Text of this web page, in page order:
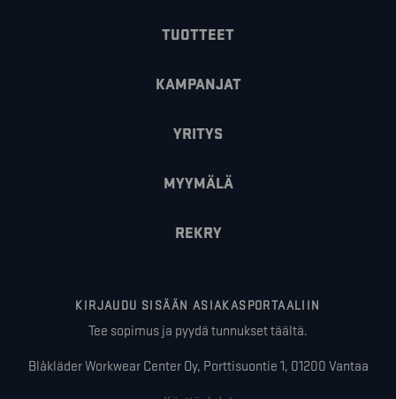
TUOTTEET
KAMPANJAT
YRITYS
MYYMÄLÄ
REKRY
KIRJAUDU SISÄÄN ASIAKASPORTAALIIN
Tee sopimus ja pyydä tunnukset täältä.
Blåkläder Workwear Center Oy, Porttisuontie 1, 01200 Vantaa